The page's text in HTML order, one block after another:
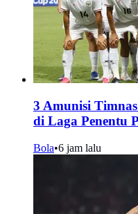
3 Amunisi
di Laga Penentu
Bola•6 jam lalu